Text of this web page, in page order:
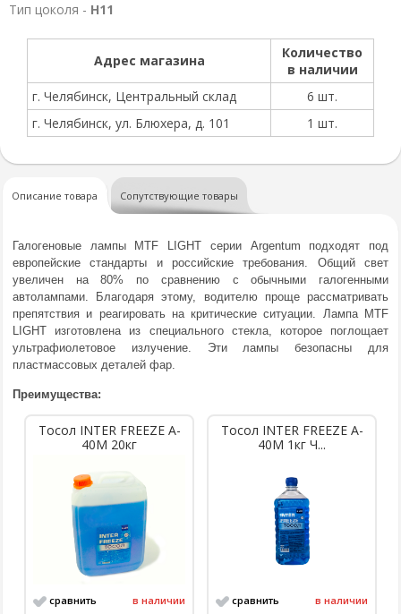
Тип цоколя - Н11
Адрес магазина
Количество
в наличии
г. Челябинск, Центральный склад
6 шт.
г. Челябинск, ул. Блюхера, д. 101
1 шт.
Описание товара Сопутствующие товары
Галогеновые лампы MTF LIGHT серии Argentum подходят под
европейские стандарты и российские требования. Общий свет
увеличен на 80% по сравнению с обычными галогенными
автолампами. Благодаря этому, водителю проще рассматривать
препятствия и реагировать на критические ситуации. Лампа MTF
LIGHT изготовлена из специального стекла, которое поглощает
ультрафиолетовое излучение. Эти лампы безопасны для
пластмассовых деталей фар.
Преимущества:
Тосол INTER FREEZE A-
40M 20кг
сравнить в наличии
Тосол INTER FREEZE A-
40M 1кг Ч...
сравнить в наличии